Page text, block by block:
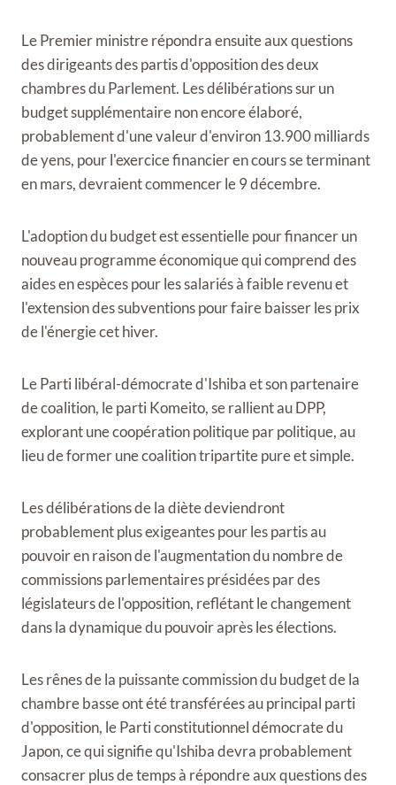
Le Premier ministre répondra ensuite aux questions
des dirigeants des partis d'opposition des deux
chambres du Parlement. Les délibérations sur un
budget supplémentaire non encore élaboré,
probablement d'une valeur d'environ 13.900 milliards
de yens, pour l'exercice financier en cours se terminant
en mars, devraient commencer le 9 décembre.
L'adoption du budget est essentielle pour financer un
nouveau programme économique qui comprend des
aides en espèces pour les salariés à faible revenu et
l'extension des subventions pour faire baisser les prix
de l'énergie cet hiver.
Le Parti libéral-démocrate d'Ishiba et son partenaire
de coalition, le parti Komeito, se rallient au DPP,
explorant une coopération politique par politique, au
lieu de former une coalition tripartite pure et simple.
Les délibérations de la diète deviendront
probablement plus exigeantes pour les partis au
pouvoir en raison de l'augmentation du nombre de
commissions parlementaires présidées par des
législateurs de l'opposition, reflétant le changement
dans la dynamique du pouvoir après les élections.
Les rênes de la puissante commission du budget de la
chambre basse ont été transférées au principal parti
d'opposition, le Parti constitutionnel démocrate du
Japon, ce qui signifie qu'Ishiba devra probablement
consacrer plus de temps à répondre aux questions des